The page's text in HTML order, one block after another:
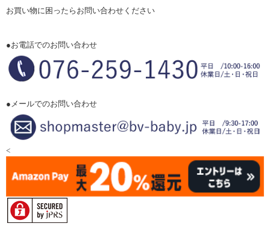
お買い物に困ったらお問い合わせください
●お電話でのお問い合わせ
●メールでのお問い合わせ
<